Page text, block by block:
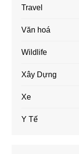
Travel
Văn hoá
Wildlife
Xây Dựng
Xe
Y Tế